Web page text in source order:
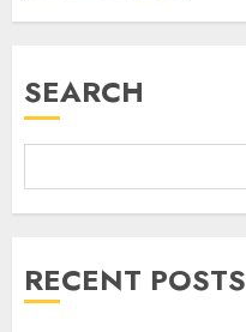
SEARCH
RECENT POSTS